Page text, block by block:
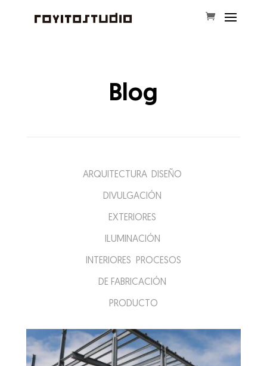
Blog
ARQUITECTURA DISEÑO
DIVULGACIÓN
EXTERIORES
ILUMINACIÓN
INTERIORES PROCESOS
DE FABRICACIÓN
PRODUCTO